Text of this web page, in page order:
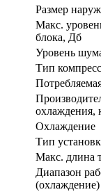
Размер
Макс.
блока, Дб
Уровень
Тип
охлаждения,
Охлаждение
Тип
Макс. длина
Диапазон
(охлаждение)